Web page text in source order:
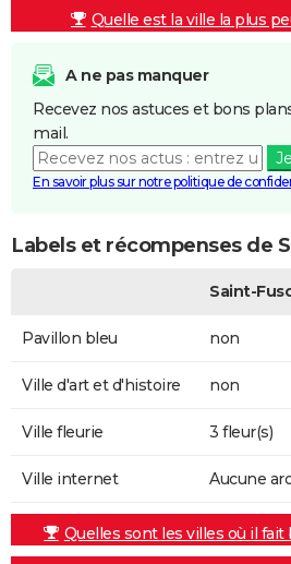
Quelle est la ville la plus
A ne pas manquer
Recevez nos astuces et bons
mail.
En savoir plus sur notre politique de
Labels et récompenses de
Saint-
Pavillon bleu non
Ville d'art et d'histoire non
Ville fleurie 3 fleur(s)
Ville internet Aucune
Quelles sont les villes où il fait